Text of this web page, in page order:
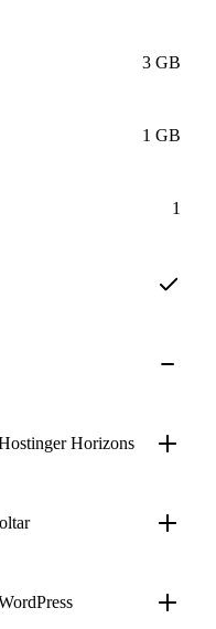
3 GB
1 GB
1
Horizons